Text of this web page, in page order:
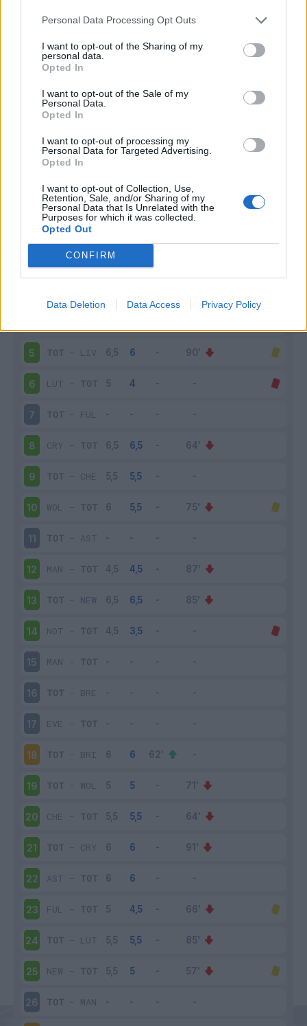
Personal Data Processing Opt Outs
I want to opt-out of the Sharing of my
personal data.
Opted In
I want to opt-out of the Sale of my
Personal Data.
Opted In
I want to opt-out of processing my
Personal Data for Targeted Advertising.
Opted In
I want to opt-out of Collection, Use,
Retention, Sale, and/or Sharing of my
Personal Data that Is Unrelated with the
Purposes for which it was collected.
Opted Out
CONFIRM
Data Deletion Data Access Privacy Policy
Infortunato 0 - 0%
Inutilizzato
Scarica riepilogo
stagionale
Giornata Voto FV Entrato Uscito Bonus/Malus
BOU-TOT
-TOT
5 TOT - LIV
6 LUT - TOT
7 TOT - FUL
8 CRY - TOT
9 TOT - CHE
10 WOL - TOT
11 TOT - AST
12 MAN - TOT
13 TOT - NEW
14 NOT - TOT
15 MAN - TOT
16 TOT - BRE
17 EVE - TOT
18 TOT - BRI
19 TOT - WOL
20 CHE - TOT
21 TOT - CRY
22 AST - TOT
23 FUL - TOT
24 TOT - LUT
25 NEW - TOT
26 TOT - MAN